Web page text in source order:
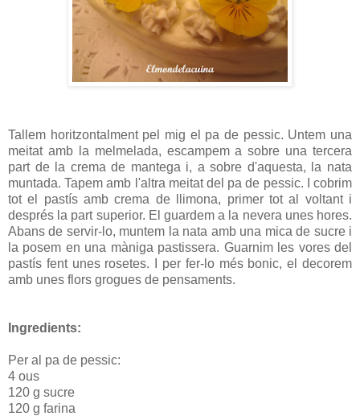
Tallem horitzontalment pel mig el pa de pessic. Untem una
meitat amb la melmelada, escampem a sobre una tercera
part de la crema de mantega i, a sobre d'aquesta, la nata
muntada. Tapem amb l'altra meitat del pa de pessic. I cobrim
tot el pastís amb crema de llimona, primer tot al voltant i
després la part superior. El guardem a la nevera unes hores.
Abans de servir-lo, muntem la nata amb una mica de sucre i
la posem en una màniga pastissera. Guarnim les vores del
pastís fent unes rosetes. I per fer-lo més bonic, el decorem
amb unes flors grogues de pensaments.
Ingredients:
Per al pa de pessic:
4 ous
120 g sucre
120 g farina